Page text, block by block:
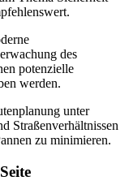
des
potenzielle
werden.
unter
Straßenverhältnissen
zu minimieren.